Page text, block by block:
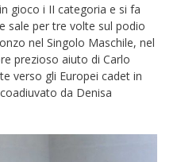
gioco i II categoria e si fa
sale per tre volte sul podio
nel Singolo Maschile, nel
prezioso aiuto di Carlo
verso gli Europei cadet in
da Denisa